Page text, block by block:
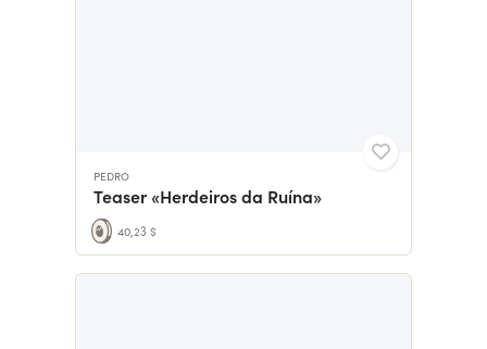
PEDRO
Teaser «Herdeiros da Ruína»
40,23 $